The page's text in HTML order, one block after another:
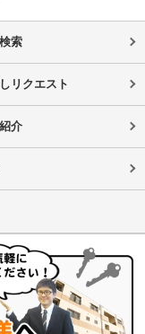
索
リクエスト
介